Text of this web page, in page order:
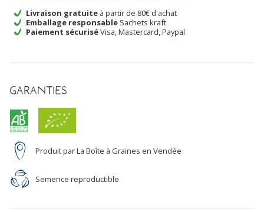
Livraison gratuite à partir de 80€ d'achat
Emballage responsable Sachets kraft
Paiement sécuriséVisa, Mastercard, Paypal
Garanties
Produit par La Boîte à Graines en Vendée
Semence reproductible